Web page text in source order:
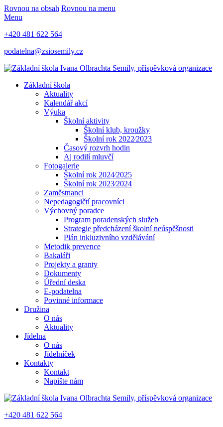
Rovnou na obsah Rovnou na menu
Menu
+420 481 622 564
podatelna@zsiosemily.cz
Základní škola
Aktuality
Kalendář akcí
Výuka
Školní aktivity
Školní klub, kroužky
Školní rok 2022⁄2023
Časový rozvrh hodin
Aj rodilí mluvčí
Fotogalerie
Školní rok 2024⁄2025
Školní rok 2023⁄2024
Zaměstnanci
Nepedagogičtí pracovníci
Výchovný poradce
Program poradenských služeb
Strategie předcházení školní neúspěšnosti
Plán inkluzivního vzdělávání
Metodik prevence
Bakaláři
Projekty a granty
Dokumenty
Úřední deska
E-podatelna
Povinné informace
Družina
O nás
Aktuality
Jídelna
O nás
Jídelníček
Kontakty
Kontakt
Napište nám
+420 481 622 564